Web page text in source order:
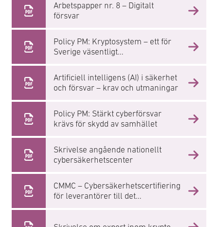
Arbetspapper nr. 8 – Digitalt
försvar
Policy PM: Kryptosystem – ett för
Sverige väsentligt
Artificiell intelligens (AI) i säkerhet
och försvar – krav och utmaningar
Policy PM: Stärkt cyberförsvar
krävs för skydd av samhället
Skrivelse angående nationellt
cybersäkerhetscenter
CMMC – Cybersäkerhetscertifiering
för leverantörer till det